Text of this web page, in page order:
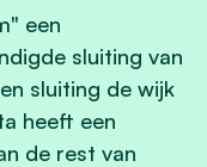
een
sluiting van
sluiting de wijk
heeft een
de rest van